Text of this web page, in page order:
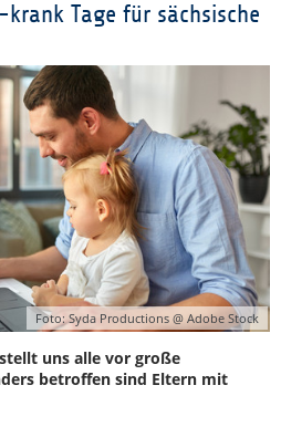
Tage für sächsische
Foto: Syda Productions @ Adobe Stock
stellt uns alle vor große
betroffen sind Eltern mit